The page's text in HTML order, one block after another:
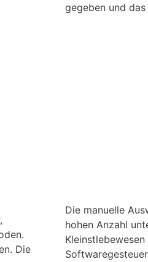
Die
gegeben und
Die manuelle
hohen Anzahl